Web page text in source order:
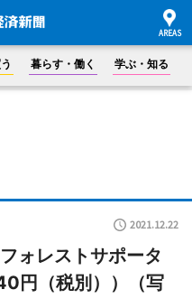
暮らす・働く 学ぶ・知る
2021.12.22
ォレストサポータ
円（税別））（写